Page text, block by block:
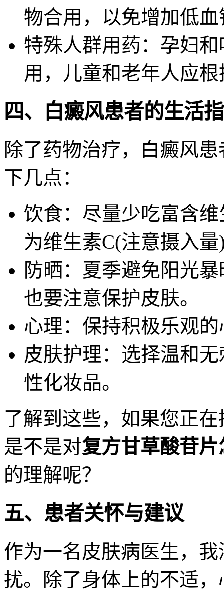
物合用，以免增加低
特殊人群用药：孕妇
用，儿童和老年人应
四、白癜风患者的生活
除了药物治疗，白癜风
下几点：
饮食：尽量少吃富含
为维生素C(注意摄入
防晒：夏季避免阳光
也要注意保护皮肤。
心理：保持积极乐观
皮肤护理：选择温和
性化妆品。
了解到这些，如果您正
是不是对复方甘草酸苷
的理解呢？
五、患者关怀与建议
作为一名皮肤病医生，
扰。除了身体上的不适